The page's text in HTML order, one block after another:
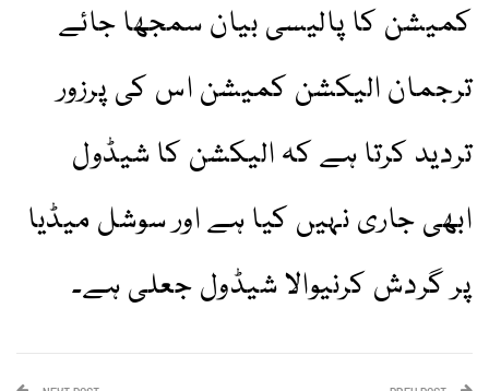
کمیشن کا پالیسی بیان سمجھا جائے
ترجمان الیکشن کمیشن اس کی پرزور
تردید کرتا ہے کہ الیکشن کا شیڈول
ابھی جاری نہیں کیا ہے اور سوشل میڈیا
پر گردش کرنیوالا شیڈول جعلی ہے۔